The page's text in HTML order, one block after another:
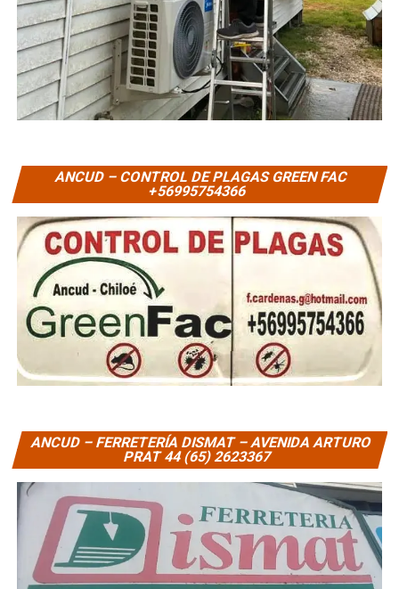
ANCUD – CONTROL DE PLAGAS GREEN FAC
+56995754366
ANCUD – FERRETERÍA DISMAT – AVENIDA ARTURO
PRAT 44 (65) 2623367